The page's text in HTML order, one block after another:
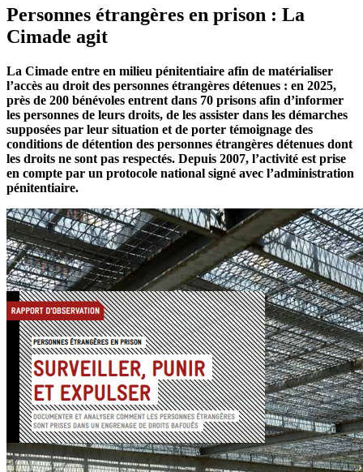
Personnes étrangères en prison : La
Cimade agit
La Cimade entre en milieu pénitentiaire afin de matérialiser
l’accès au droit des personnes étrangères détenues : en 2025,
près de 200 bénévoles entrent dans 70 prisons afin d’informer
les personnes de leurs droits, de les assister dans les démarches
supposées par leur situation et de porter témoignage des
conditions de détention des personnes étrangères détenues dont
les droits ne sont pas respectés. Depuis 2007, l’activité est prise
en compte par un protocole national signé avec l’administration
pénitentiaire.